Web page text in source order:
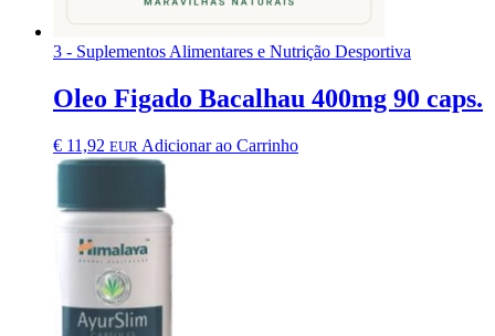
3 - Suplementos Alimentares e Nutrição Desportiva
Oleo Figado Bacalhau 400mg 90 caps.
€ 11,92 EUR Adicionar ao Carrinho